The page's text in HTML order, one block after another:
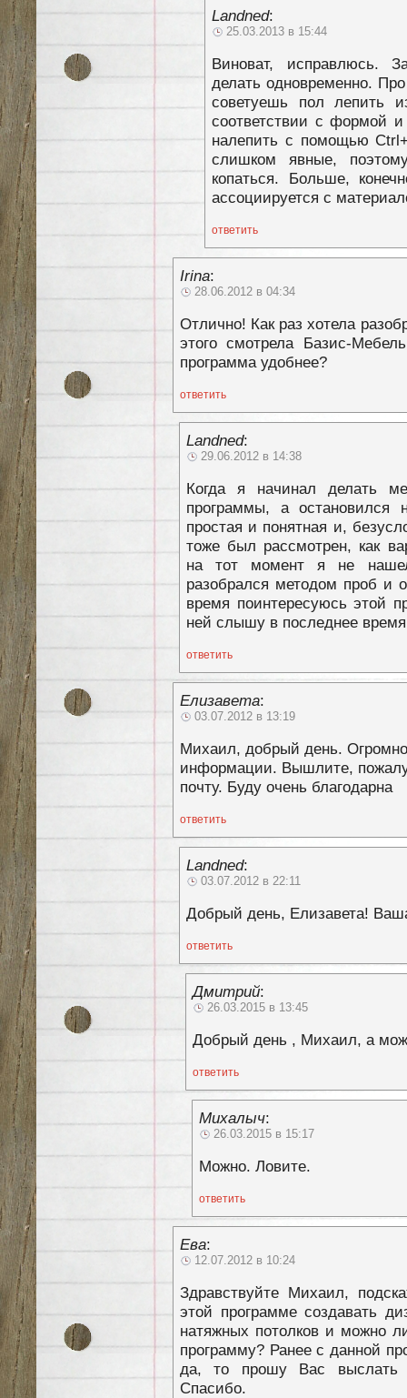
Landned:
25.03.2013 в 15:44
Виноват, исправлюсь.
делать одновременно.
советуешь пол лепить
соответствии с формой
налепить с помощью
слишком явные,
копаться. Больше,
ассоциируется с
ответить
Irina:
28.06.2012 в 04:34
Отлично! Как раз хотела
этого смотрела Базис-
программа удобнее?
ответить
Landned:
29.06.2012 в 14:38
Когда я начинал делать
программы, а
простая и понятная и,
тоже был рассмотрен, как
на тот момент я не
разобрался методом проб и
время поинтересуюсь этой
ней слышу в последнее
ответить
Елизавета:
03.07.2012 в 13:19
Михаил, добрый день.
информации. Вышлите,
почту. Буду очень благодарна
ответить
Landned:
03.07.2012 в 22:11
Добрый день, Елизавета!
ответить
Дмитрий:
26.03.2015 в 13:45
Добрый день , Михаил, а
ответить
Михалыч:
26.03.2015 в 15:17
Можно. Ловите.
ответить
Ева:
12.07.2012 в 10:24
Здравствуйте Михаил,
этой программе создавать
натяжных потолков и можно
программу? Ранее с данной
да, то прошу Вас
Спасибо.